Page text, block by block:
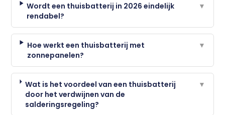
Wordt een thuisbatterij in 2026 eindelijk
rendabel?
▼
Hoe werkt een thuisbatterij met
zonnepanelen?
▼
Wat is het voordeel van een thuisbatterij
door het verdwijnen van de
salderingsregeling?
▼